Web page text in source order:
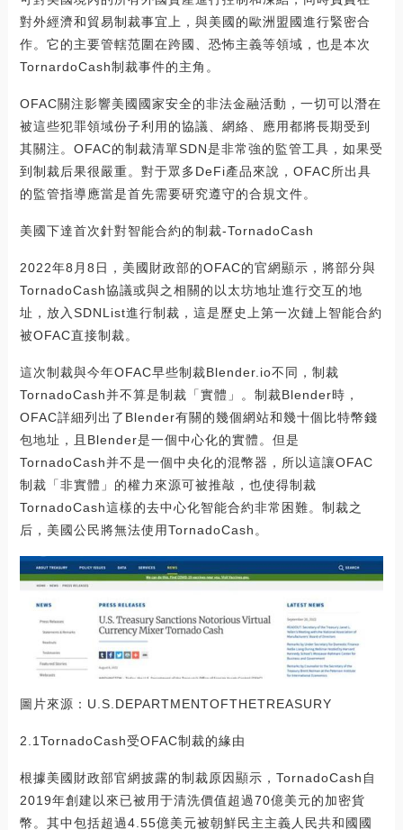
對外經濟和貿易制裁事宜上，與美國的歐洲盟國進行緊密合
作。它的主要管轄范圍在跨國、恐怖主義等領域，也是本次
TornardoCash制裁事件的主角。
OFAC關注影響美國國家安全的非法金融活動，一切可以潛在
被這些犯罪領域份子利用的協議、網絡、應用都將長期受到
其關注。OFAC的制裁清單SDN是非常強的監管工具，如果受
到制裁后果很嚴重。對于眾多DeFi產品來說，OFAC所出具
的監管指導應當是首先需要研究遵守的合規文件。
美國下達首次針對智能合約的制裁-TornadoCash
2022年8月8日，美國財政部的OFAC的官網顯示，將部分與
TornadoCash協議或與之相關的以太坊地址進行交互的地
址，放入SDNList進行制裁，這是歷史上第一次鏈上智能合約
被OFAC直接制裁。
這次制裁與今年OFAC早些制裁Blender.io不同，制裁
TornadoCash并不算是制裁「實體」。制裁Blender時，
OFAC詳細列出了Blender有關的幾個網站和幾十個比特幣錢
包地址，且Blender是一個中心化的實體。但是
TornadoCash并不是一個中央化的混幣器，所以這讓OFAC
制裁「非實體」的權力來源可被推敲，也使得制裁
TornadoCash這樣的去中心化智能合約非常困難。制裁之
后，美國公民將無法使用TornadoCash。
圖片來源：U.S.DEPARTMENTOFTHETREASURY
2.1TornadoCash受OFAC制裁的緣由
根據美國財政部官網披露的制裁原因顯示，TornadoCash自
2019年創建以來已被用于清洗價值超過70億美元的加密貨
幣。其中包括超過4.55億美元被朝鮮民主主義人民共和國國